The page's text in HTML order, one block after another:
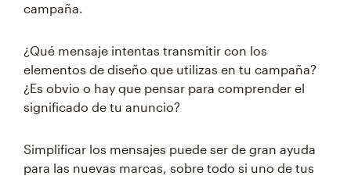
campaña.
¿Qué mensaje intentas transmitir con los
elementos de diseño que utilizas en tu campaña?
¿Es obvio o hay que pensar para comprender el
significado de tu anuncio?
Simplificar los mensajes puede ser de gran ayuda
para las nuevas marcas, sobre todo si uno de tus